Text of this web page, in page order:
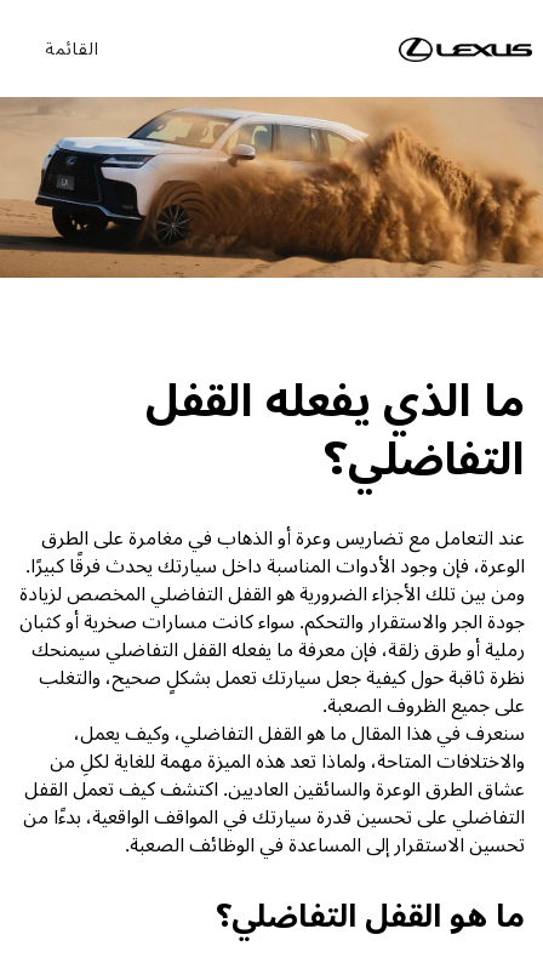
القائمة
ما الذي يفعله القفل
التفاضلي؟
عند التعامل مع تضاريس وعرة أو الذهاب في مغامرة على الطرق
الوعرة، فإن وجود الأدوات المناسبة داخل سيارتك يحدث فرقًا كبيرًا.
ومن بين تلك الأجزاء الضرورية هو القفل التفاضلي المخصص لزيادة
جودة الجر والاستقرار والتحكم. سواء كانت مسارات صخرية أو كثبان
رملية أو طرق زلقة، فإن معرفة ما يفعله القفل التفاضلي سيمنحك
نظرة ثاقبة حول كيفية جعل سيارتك تعمل بشكلٍ صحيح، والتغلب
على جميع الظروف الصعبة.
سنعرف في هذا المقال ما هو القفل التفاضلي، وكيف يعمل،
والاختلافات المتاحة، ولماذا تعد هذه الميزة مهمة للغاية لكلِ من
عشاق الطرق الوعرة والسائقين العاديين. اكتشف كيف تعمل القفل
التفاضلي على تحسين قدرة سيارتك في المواقف الواقعية، بدءًا من
تحسين الاستقرار إلى المساعدة في الوظائف الصعبة.
ما هو القفل التفاضلي؟